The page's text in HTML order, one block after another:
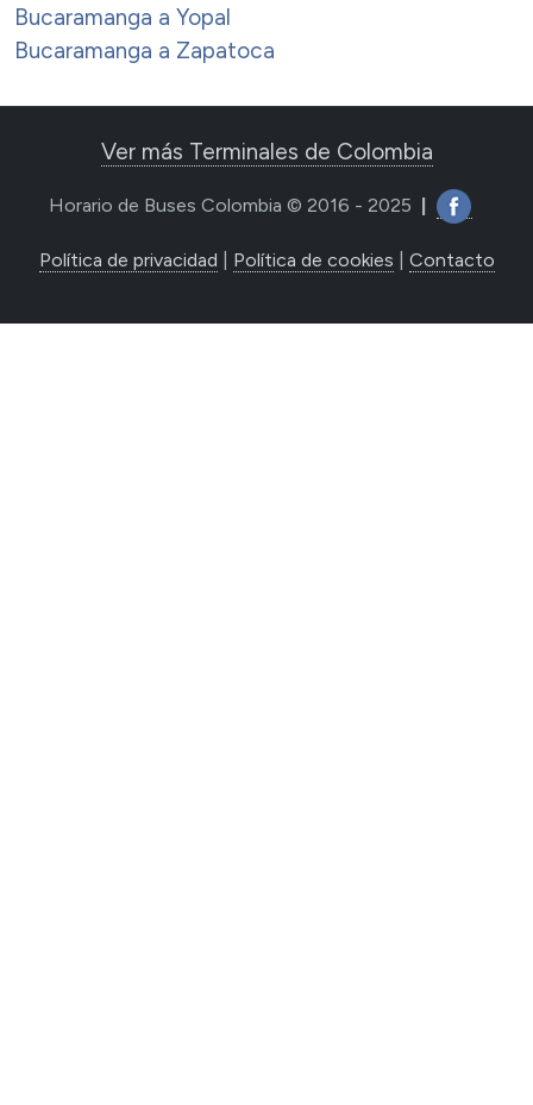
Bucaramanga a Yopal
Bucaramanga a Zapatoca
Ver más Terminales de Colombia
Horario de Buses Colombia © 2016 - 2025
Política de privacidad Política de cookies Contacto